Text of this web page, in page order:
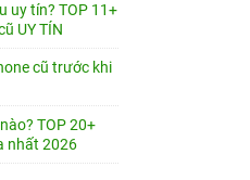
uy tín? TOP 11+
UY TÍN
cũ trước khi
TOP 20+
nhất 2026